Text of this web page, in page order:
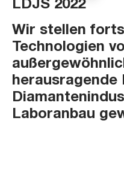
LDJS 2022
Wir stellen
Technologien
herausragende
Laboranbau